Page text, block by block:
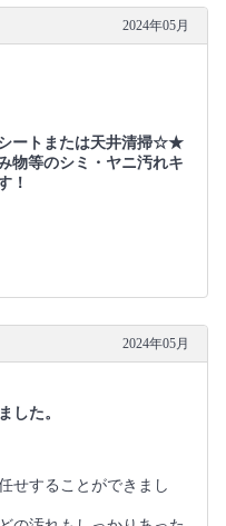
2024年05月
ートまたは天井清掃☆★
物等のシミ・ヤニ汚れキ
！
2024年05月
した。
せすることができまし